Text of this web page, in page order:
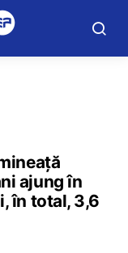
ajung în
în total, 3,6